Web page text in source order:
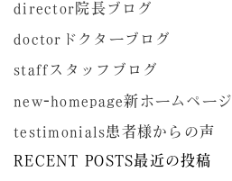
director 院長ブログ
doctor ドクターブログ
staff スタッフブログ
new-homepage新ホームページ
testimonials患者様からの声
RECENT POSTS最近の投稿